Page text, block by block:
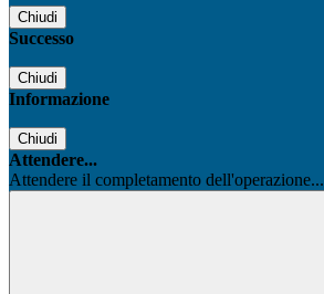
Chiudi
Successo
Chiudi
Informazione
Chiudi
Attendere...
Attendere il completamento dell'operazione...